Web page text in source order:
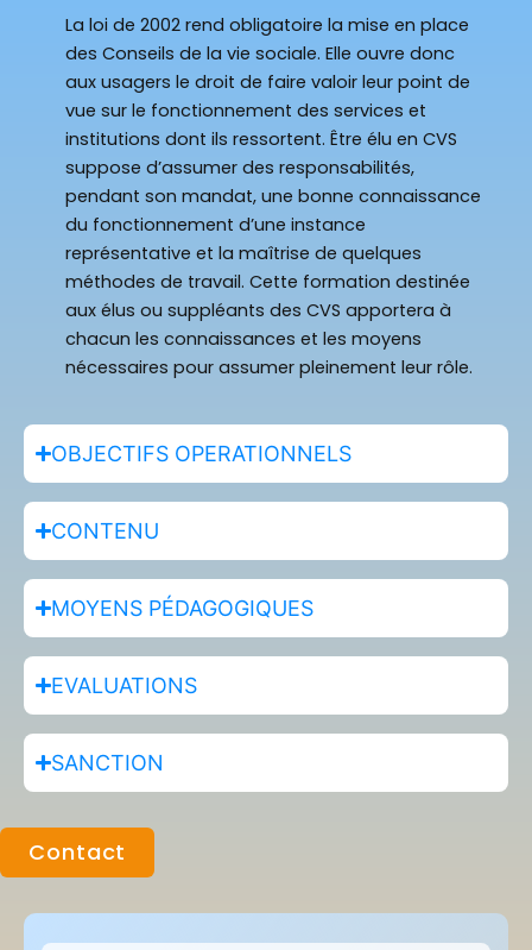
La loi de 2002 rend obligatoire la mise en place
des Conseils de la vie sociale. Elle ouvre donc
aux usagers le droit de faire valoir leur point de
vue sur le fonctionnement des services et
institutions dont ils ressortent. Être élu en CVS
suppose d’assumer des responsabilités,
pendant son mandat, une bonne connaissance
du fonctionnement d’une instance
représentative et la maîtrise de quelques
méthodes de travail. Cette formation destinée
aux élus ou suppléants des CVS apportera à
chacun les connaissances et les moyens
nécessaires pour assumer pleinement leur rôle.
OBJECTIFS OPERATIONNELS
CONTENU
MOYENS PÉDAGOGIQUES
EVALUATIONS
SANCTION
Contact